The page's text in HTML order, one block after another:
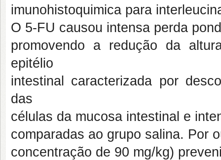
imunohistoquimica para
O 5-FU causou intensa perda
promovendo a redução da
epitélio
intestinal caracterizada por
das
células da mucosa intestinal e
comparadas ao grupo salina. Por
concentração de 90 mg/kg)